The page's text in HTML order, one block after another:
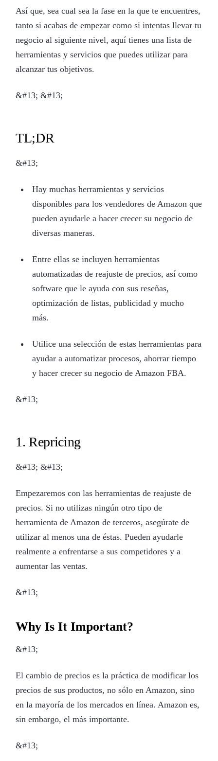
Así que, sea cual sea la fase en la que te encuentres,
tanto si acabas de empezar como si intentas llevar tu
negocio al siguiente nivel, aquí tienes una lista de
herramientas y servicios que puedes utilizar para
alcanzar tus objetivos.
&#13; &#13;
TL;DR
&#13;
Hay muchas herramientas y servicios
disponibles para los vendedores de Amazon que
pueden ayudarle a hacer crecer su negocio de
diversas maneras.
Entre ellas se incluyen herramientas
automatizadas de reajuste de precios, así como
software que le ayuda con sus reseñas,
optimización de listas, publicidad y mucho
más.
Utilice una selección de estas herramientas para
ayudar a automatizar procesos, ahorrar tiempo
y hacer crecer su negocio de Amazon FBA.
&#13;
1. Repricing
&#13; &#13;
Empezaremos con las herramientas de reajuste de
precios. Si no utilizas ningún otro tipo de
herramienta de Amazon de terceros, asegúrate de
utilizar al menos una de éstas. Pueden ayudarle
realmente a enfrentarse a sus competidores y a
aumentar las ventas.
&#13;
Why Is It Important?
&#13;
El cambio de precios es la práctica de modificar los
precios de sus productos, no sólo en Amazon, sino
en la mayoría de los mercados en línea. Amazon es,
sin embargo, el más importante.
&#13;